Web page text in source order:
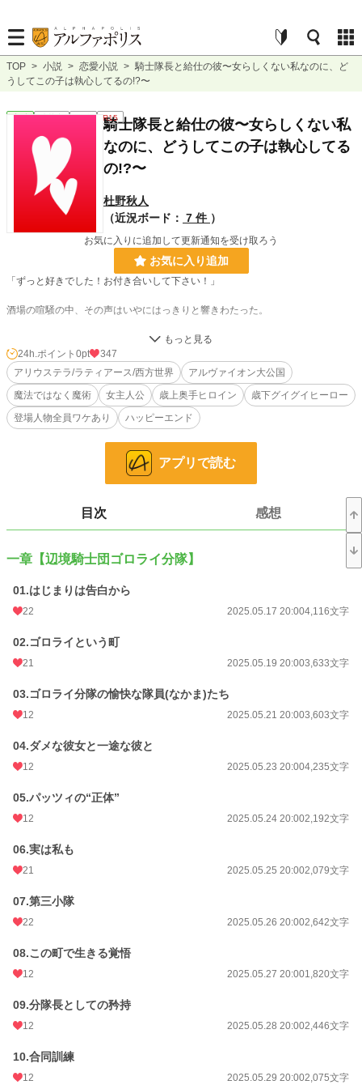
TOP > 小説 > 恋愛小説 > 騎士隊長と給仕の彼〜女らしくない私なのに、ど
うしてこの子は執心してるの!?〜
恋愛 連載中 長編 R15
騎士隊長と給仕の彼〜女らしくない私
なのに、どうしてこの子は執心してる
の!?〜
杜野秋人
（近況ボード： 7 件 ）
お気に入りに追加して更新通知を受け取ろう
お気に入り追加
「ずっと好きでした！お付き合いして下さい！」
酒場の喧騒の中、その声はいやにはっきりと響きわたった。
言われた“彼女”は、驚きに固まってしまって咄嗟に反応ができない。
周囲の酔客たちがニヤついて口々に囃し立ててくる。そんな中、真っ赤にした顔
を下げて右手を差し出す彼と、その彼を見たまま固まってしまった彼女だけが、
微動だにしていなかった。
「えええええ——————っ!?」
やがて発せられた彼女、つまり７年もの間男所帯の騎士隊の生活を続けるうちに
すっかり女らしさを欠片も残さず失ってしまった自覚のある騎士隊長の声は、そ
れまでのどの野次よりも大きく響きわたったのだった。
「えっだって隊長さんは美人だし気立ては穏やかだし」
「町のお年寄りや子供にも慕われているし」
「死にそうな仔猫を拾って看病するくらい優しくて」
「笑顔が爽やかで素敵で」
「そそそそんなことは……！」
「ききき気のせいでは……？」
「僕にとって天使のような人です！」
「うわあああああ！もうやめてくれえええ！」
これは小さな町の騎士隊長を務める彼女が、町唯一の酒場の給仕の青年に、抵抗
むなしく口説き落とされるまでのお話。
◆一途で真っ直ぐでグイグイ来る年下青年と、自分の幸せを半ば諦めているちょ
かりの通りハッピーエンド確約です！
でもちゃんと(？)波乱もあるよ！
◆今回、キャラの名前や舞台設定の組み立てを中心にChatGPTを活用していま
す。作者初の試み。なおプロットおよび本文は基本的に全部作者が考え書いてい
◆この物語はフィクションであり、実在の人物、地域、団体、企業、国家などと
続く限り、２日ごとに１話の予定→話を分割して毎日更新の予定、です。
24h.ポイント 0pt
347
アリウステラ/ラティアース/西方世界
アルヴァイオン大公国
魔法ではなく魔術
女主人公 歳上奥手ヒロイン
歳下グイグイヒーロー
登場人物全員ワケあり
ハッピーエンド
アプリで読む
目次 感想
一章【辺境騎士団ゴロライ分隊】
01.はじまりは告白から
22 2025.05.17 20:004,116文字
02.ゴロライという町
21 2025.05.19 20:003,633文字
03.ゴロライ分隊の愉快な隊員(なかま)たち
12 2025.05.21 20:003,603文字
04.ダメな彼女と一途な彼と
12 2025.05.23 20:004,235文字
05.パッツィの“正体”
12 2025.05.24 20:002,192文字
06.実は私も
21 2025.05.25 20:002,079文字
07.第三小隊
22 2025.05.26 20:002,642文字
08.この町で生きる覚悟
12 2025.05.27 20:001,820文字
09.分隊長としての矜持
12 2025.05.28 20:002,446文字
10.合同訓練
12 2025.05.29 20:002,075文字